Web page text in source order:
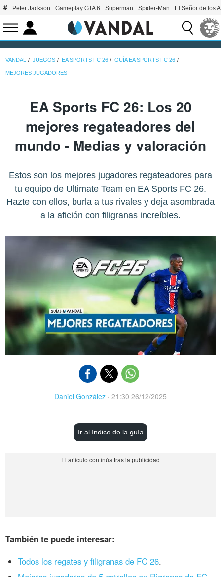
Peter Jackson Gameplay GTA 6 Superman Spider-Man El Señor de los
VANDAL JUEGOS EA SPORTS FC 26 GUÍA EA SPORTS FC 26
MEJORES JUGADORES
EA Sports FC 26: Los 20
mejores regateadores del
mundo - Medias y valoración
Estos son los mejores jugadores regateadores para
tu equipo de Ultimate Team en EA Sports FC 26.
Hazte con ellos, burla a tus rivales y deja asombrada
a la afición con filigranas increíbles.
Daniel González · 21:30 26/12/2025
Ir al índice de la guía
También te puede interesar:
Todos los regates y filigranas de FC 26.